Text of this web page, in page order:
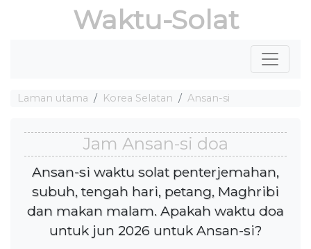
Waktu-Solat
Laman utama Korea Selatan Ansan-si
Jam Ansan-si doa
Ansan-si waktu solat penterjemahan,
subuh, tengah hari, petang, Maghribi
dan makan malam. Apakah waktu doa
untuk jun 2026 untuk Ansan-si?